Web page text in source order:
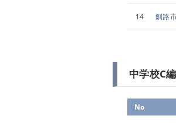
14 釧路
中学校C
No